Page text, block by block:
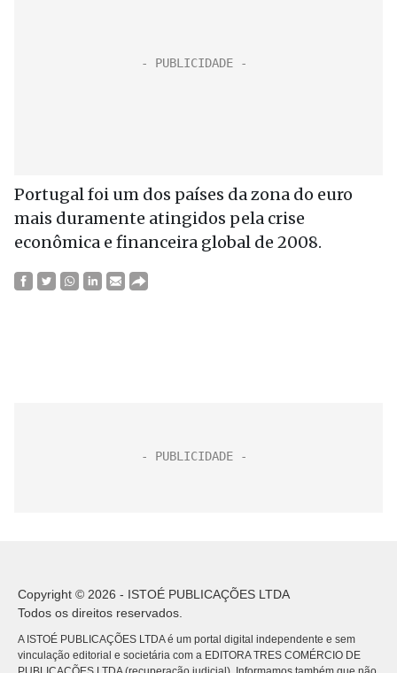
Portugal foi um dos países da zona do euro
mais duramente atingidos pela crise
econômica e financeira global de 2008.
Copyright © 2026 - ISTOÉ PUBLICAÇÕES LTDA
Todos os direitos reservados.
A ISTOÉ PUBLICAÇÕES LTDA é um portal digital independente e sem
vinculação editorial e societária com a EDITORA TRES COMÉRCIO DE